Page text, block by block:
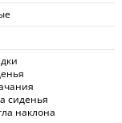
сиденья
наклона